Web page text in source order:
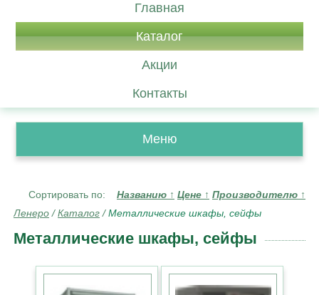
Главная
Каталог
Акции
Контакты
Меню
Сортировать по: Названию ↑ Цене ↑ Производителю ↑
Ленеро /Каталог /Металлические шкафы, сейфы
Металлические шкафы, сейфы